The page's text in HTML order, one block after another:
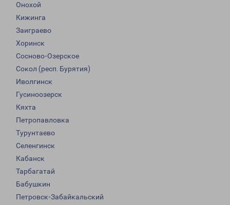
Онохой
Кижинга
Заиграево
Хоринск
Сосново-Озерское
Сокол (респ. Бурятия)
Иволгинск
Гусиноозерск
Кяхта
Петропавловка
Турунтаево
Селенгинск
Кабанск
Тарбагатай
Бабушкин
Петровск-Забайкальский